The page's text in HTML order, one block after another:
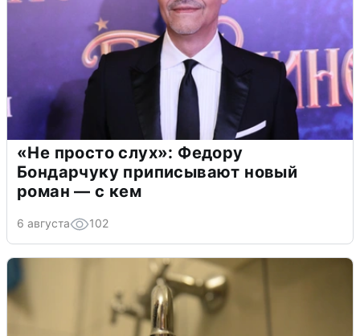
«Не просто слух»: Федору
Бондарчуку приписывают новый
роман — с кем
6 августа 102